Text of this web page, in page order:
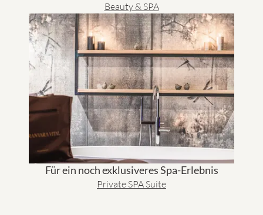
Beauty & SPA
Für ein noch exklusiveres Spa-Erlebnis
Private SPA Suite